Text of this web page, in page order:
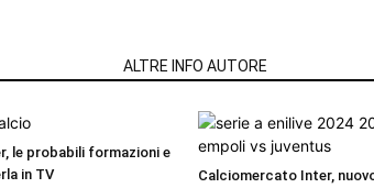
ALTRE INFO AUTORE
le probabili formazioni e
in TV
Calciomercato Inter,